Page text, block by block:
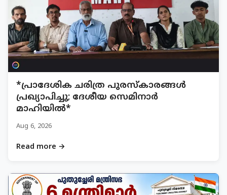
*പ്രാദേശിക ചരിത്ര പുരസ്‌കാരങ്ങൾ
പ്രഖ്യാപിച്ചു; ദേശീയ സെമിനാർ
മാഹിയിൽ*
Aug 6, 2026
Read more →